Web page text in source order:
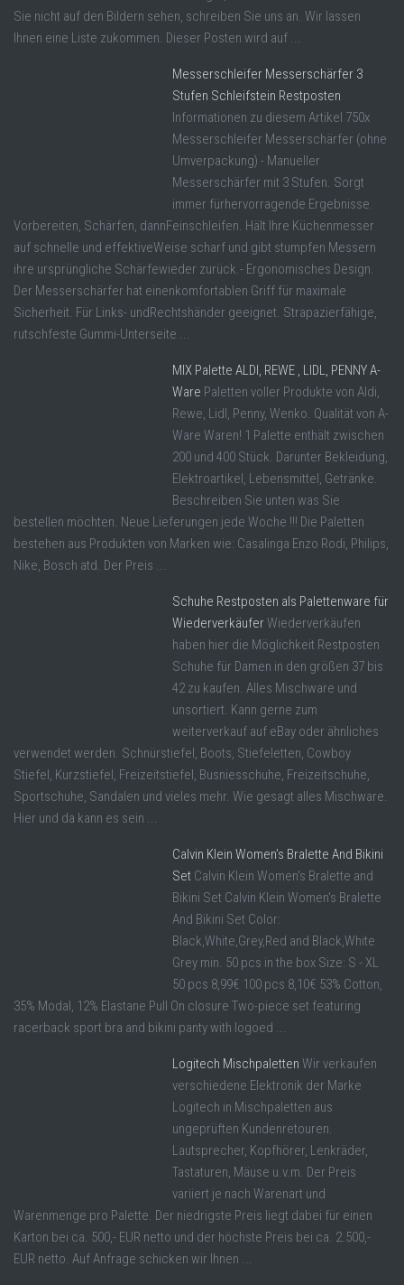
Sie nicht auf den Bildern sehen, schreiben Sie uns an. Wir lassen
Ihnen eine Liste zukommen. Dieser Posten wird auf ...
Messerschleifer Messerschärfer 3
Stufen Schleifstein Restposten
Informationen zu diesem Artikel 750x
Messerschleifer Messerschärfer (ohne
Umverpackung) - Manueller
Messerschärfer mit 3 Stufen. Sorgt
immer fürhervorragende Ergebnisse.
Vorbereiten, Schärfen, dannFeinschleifen. Hält Ihre Küchenmesser
auf schnelle und effektiveWeise scharf und gibt stumpfen Messern
ihre ursprüngliche Schärfewieder zurück.- Ergonomisches Design.
Der Messerschärfer hat einenkomfortablen Griff für maximale
Sicherheit. Für Links- undRechtshänder geeignet. Strapazierfähige,
rutschfeste Gummi-Unterseite ...
MIX Palette ALDI, REWE , LIDL, PENNY A-
Ware Paletten voller Produkte von Aldi,
Rewe, Lidl, Penny, Wenko. Qualität von A-
Ware Waren! 1 Palette enthält zwischen
200 und 400 Stück. Darunter Bekleidung,
Elektroartikel, Lebensmittel, Getränke.
Beschreiben Sie unten was Sie
bestellen möchten. Neue Lieferungen jede Woche !!! Die Paletten
bestehen aus Produkten von Marken wie: Casalinga Enzo Rodi, Philips,
Nike, Bosch atd. Der Preis ...
Schuhe Restposten als Palettenware für
WiederverkäuferWiederverkäufen
haben hier die Möglichkeit Restposten
Schuhe für Damen in den größen 37 bis
42 zu kaufen. Alles Mischware und
unsortiert. Kann gerne zum
weiterverkauf auf eBay oder ähnliches
verwendet werden. Schnürstiefel, Boots, Stiefeletten, Cowboy
Stiefel, Kurzstiefel, Freizeitstiefel, Busniesschuhe, Freizeitschuhe,
Sportschuhe, Sandalen und vieles mehr. Wie gesagt alles Mischware.
Hier und da kann es sein ...
Calvin Klein Women’s Bralette And Bikini
Set Calvin Klein Women's Bralette and
Bikini Set Calvin Klein Women's Bralette
And Bikini Set Color:
Black,White,Grey,Red and Black,White
Grey min. 50 pcs in the box Size: S - XL
50 pcs 8,99€ 100 pcs 8,10€ 53% Cotton,
35% Modal, 12% Elastane Pull On closure Two-piece set featuring
racerback sport bra and bikini panty with logoed ...
Logitech Mischpaletten Wir verkaufen
verschiedene Elektronik der Marke
Logitech in Mischpaletten aus
ungeprüften Kundenretouren.
Lautsprecher, Kopfhörer, Lenkräder,
Tastaturen, Mäuse u.v.m. Der Preis
variiert je nach Warenart und
Warenmenge pro Palette. Der niedrigste Preis liegt dabei für einen
Karton bei ca. 500,- EUR netto und der höchste Preis bei ca. 2.500,-
EUR netto. Auf Anfrage schicken wir Ihnen ...